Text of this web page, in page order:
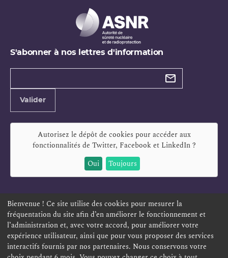
S'abonner à nos lettres d'information
Types de
Valider
Autorisez le dépôt de cookies pour accéder aux
fonctionnalités de Twitter, Facebook et LinkedIn?
Oui
Toujours
ESPACE PERSONNEL OFFRES D'EMPLOI SIGNALEMENT
TÉLÉSERVICES PLAN DU SITE
ACCESSIBILITÉ POLITIQUE DE CONFIDENTIALITÉ
Bienvenue ! Ce site utilise des cookies pour mesurer la
fréquentation du site afin d’en améliorer le fonctionnement et
l’administration et, avec votre accord, pour améliorer votre
expérience utilisateur, ainsi que pour vous proposer des services
interactifs fournis par nos partenaires. Nous conservons votre